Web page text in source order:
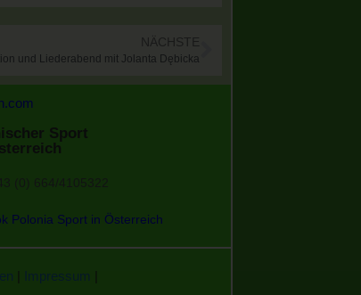
NÄCHSTE
und Liederabend mit Jolanta Dębicka
Sport
(0) 664/4105322
Polonia Sport in Österreich
Impressum